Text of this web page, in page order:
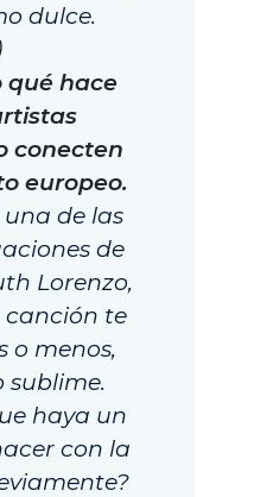
dulce.
qué hace
conecten
europeo.
de las
de
Lorenzo,
canción te
o menos,
sublime.
haya un
con la